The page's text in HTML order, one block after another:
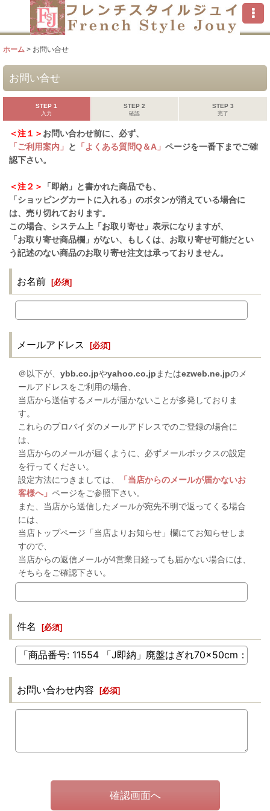
ホーム > お問い合せ
お問い合せ
STEP 1
入力
STEP 2
確認
STEP 3
完了
＜注１＞ お問い合わせ前に、必ず、
「ご利用案内」 と 「よくある質問Q＆A」 ページを一番下までご確
認下さい。
＜注２＞
「即納」と書かれた商品でも、
「ショッピングカートに入れる」のボタンが消えている場合に
は、売り切れております。
この場合、システム上「お取り寄せ」表示になりますが、
「お取り寄せ商品欄」がない、もしくは、お取り寄せ可能だとい
う記述のない商品のお取り寄せ注文は承っておりません。
お名前 [必須]
メールアドレス [必須]
＠以下が、 ybb.co.jpやyahoo.co.jp またはezweb.ne.jpのメ
ールアドレスをご利用の場合、
当店から送信するメールが届かないことが多発しておりま
す。
これらのプロバイダのメールアドレスでのご登録の場合に
は、
当店からのメールが届くように、必ずメールボックスの設定
を行ってください。
設定方法につきましては、
「当店からのメールが届かないお
客様へ」 ページをご参照下さい。
また、当店から送信したメールが宛先不明で返ってくる場合
には、
当店トップページ「当店よりお知らせ」欄にてお知らせしま
すので、
当店からの返信メールが4営業日経っても届かない場合には、
そちらをご確認下さい。
件名 [必須]
お問い合わせ内容 [必須]
確認画面へ